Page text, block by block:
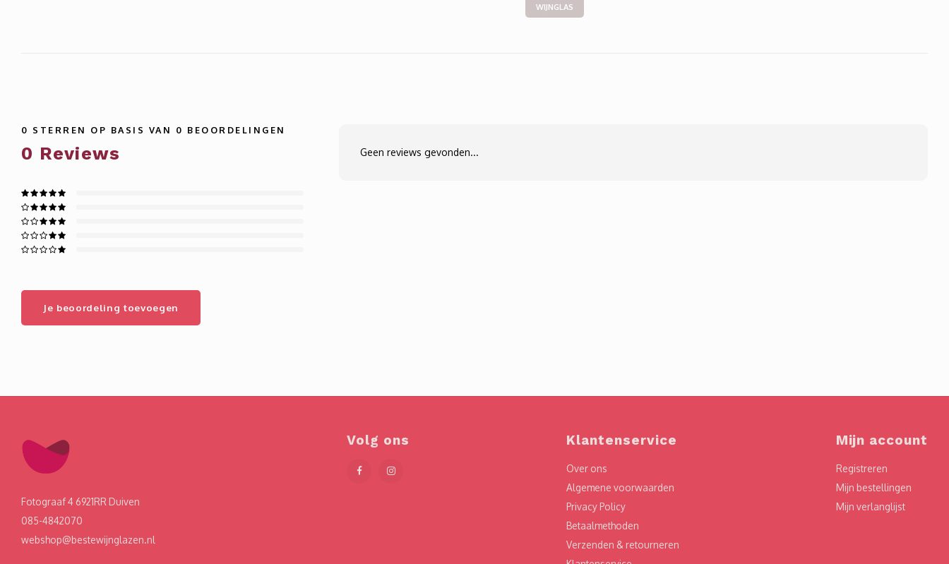
WIJNGLAS
0 STERREN OP BASIS VAN 0 BEOORDELINGEN
0 Reviews
Je beoordeling toevoegen
Geen reviews gevonden...
Fotograaf 4 6921RR Duiven
085-4842070
webshop@bestewijnglazen.nl
Volg ons Klantenservice
Over ons
Algemene voorwaarden
Privacy Policy
Betaalmethoden
Verzenden & retourneren
Mijn account
Registreren
Mijn bestellingen
Mijn verlanglijst